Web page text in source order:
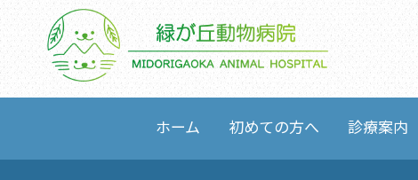
ホーム 初めての方へ 診療案内